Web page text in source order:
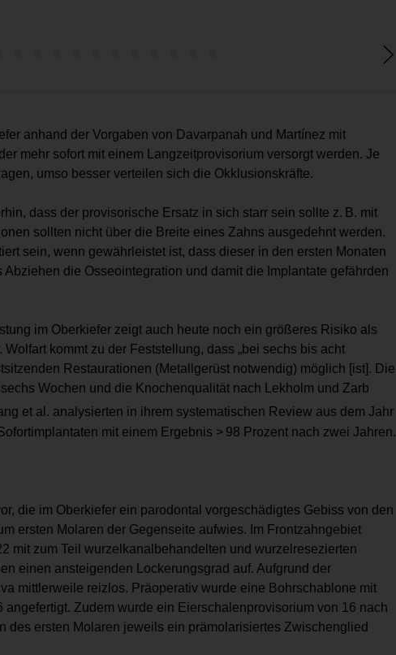
anhand der Vorgaben von Davarpanah und Martínez mit
mehr sofort mit einem Langzeitprovisorium versorgt werden. Je
umso besser verteilen sich die Okklusionskräfte.
dass der provisorische Ersatz in sich starr sein sollte z. B. mit
sollten nicht über die Breite eines Zahns ausgedehnt werden.
sein, wenn gewährleistet ist, dass dieser in den ersten Monaten
die Osseo­integration und damit die Implantate gefährden
im Oberkiefer zeigt auch heute noch ein größeres Risiko als
kommt zu der Feststellung, dass „bei sechs bis acht
Restaurationen (Metallgerüst notwendig) möglich [ist]. Die
Wochen und die Knochenqualität nach Lekholm und Zarb
et al. analysierten in ihrem systematischen Review aus dem Jahr
mit einem Ergebnis > 98 Prozent nach zwei Jahren.
die im Oberkiefer ein parodontal vorgeschädigtes Gebiss von den
ersten Molaren der Gegenseite aufwies. Im Frontzahngebiet
mit zum Teil wurzelkanalbehandelten und wurzelresezierten
einen ansteigenden Lockerungsgrad auf. Aufgrund der
mittlerweile reizlos. Präoperativ wurde eine Bohrschablone mit
Zudem wurde ein Eierschalenprovisorium von 16 nach
des ersten Molaren jeweils ein prämolarisiertes Zwischenglied